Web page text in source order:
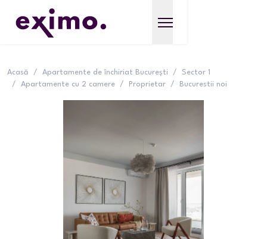
Acasă / Apartamente de închiriat București /
Sector 1
/
Apartamente cu 2 camere / Proprietar / Bucurestii noi